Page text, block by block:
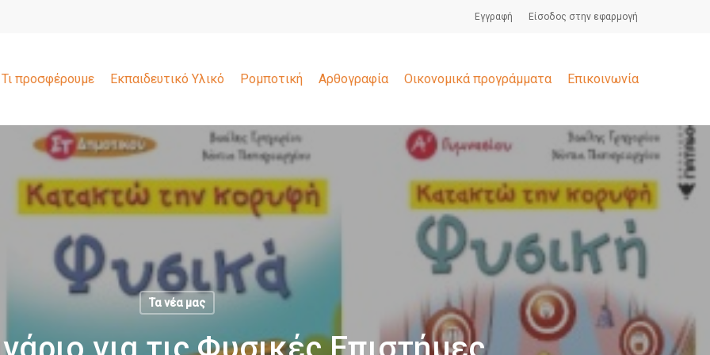
Εγγραφή Είσοδος στην εφαρμογή
Τι προσφέρουμε Εκπαιδευτικό Υλικό Ρομποτική Αρθογραφία Οικονομικά προγράμματα Επικοινωνία
Τα νέα μας